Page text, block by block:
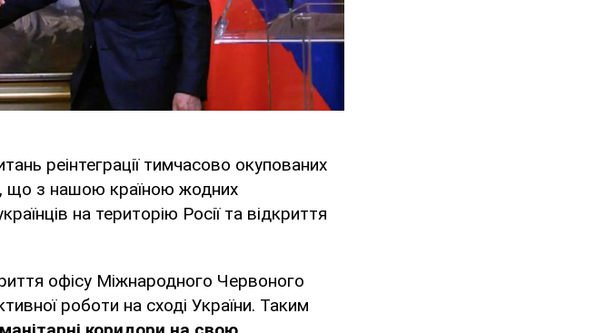
реінтеграції тимчасово окупованих
що з нашою країною жодних
на територію Росії та відкриття
офісу Міжнародного Червоного
роботи на сході України. Таким